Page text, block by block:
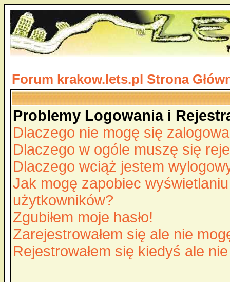
Forum krakow.lets.pl Strona
Problemy Logowania i
Dlaczego nie mogę się
Dlaczego w ogóle muszę się
Dlaczego wciąż jestem
Jak mogę zapobiec
użytkowników?
Zgubiłem moje hasło!
Zarejestrowałem się ale nie
Rejestrowałem się kiedyś ale